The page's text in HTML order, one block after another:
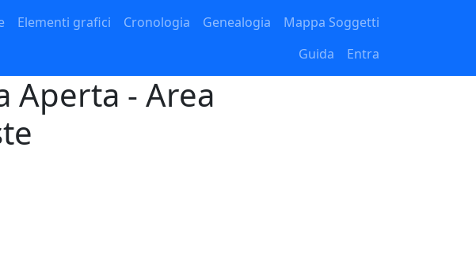
Elementi grafici Cronologia Genealogia
Mappa Soggetti
Guida
Entra
Aperta - Area